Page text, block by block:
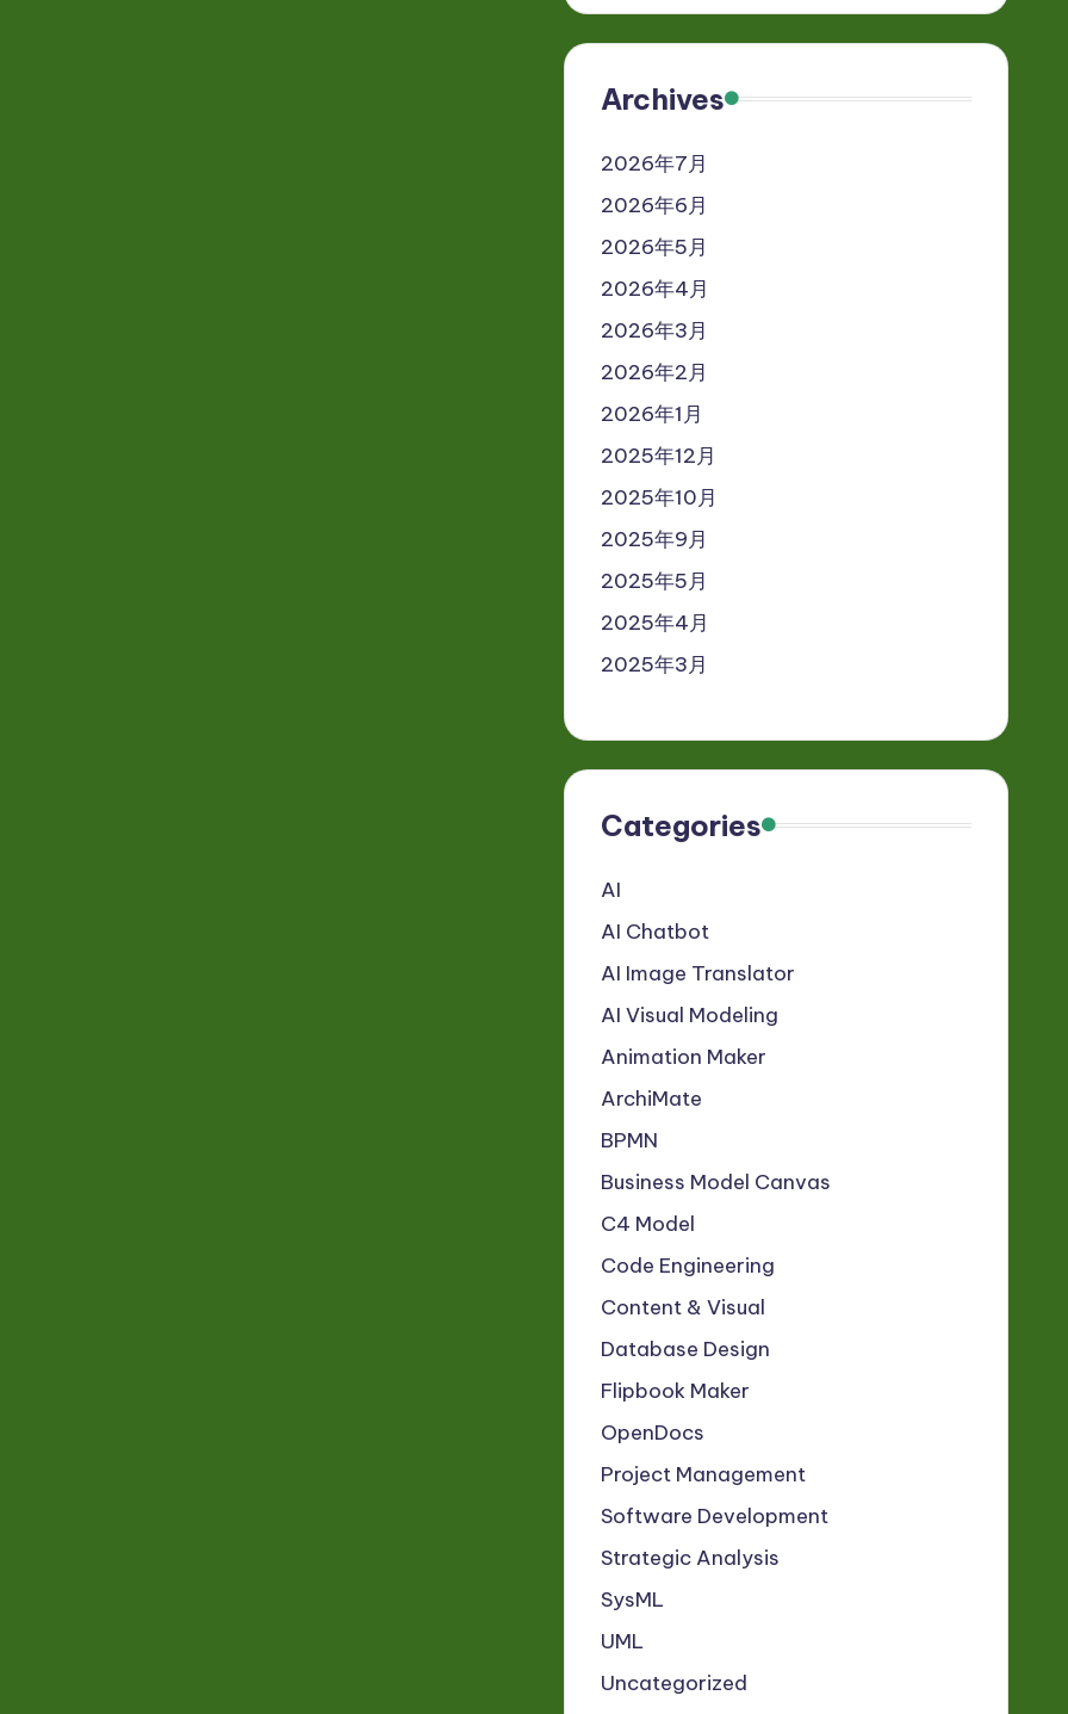
Archives
2026年7月
2026年6月
2026年5月
2026年4月
2026年3月
2026年2月
2026年1月
2025年12月
2025年10月
2025年9月
2025年5月
2025年4月
2025年3月
Categories
AI
AI Chatbot
AI Image Translator
AI Visual Modeling
Animation Maker
ArchiMate
BPMN
Business Model Canvas
C4 Model
Code Engineering
Content & Visual
Database Design
Flipbook Maker
OpenDocs
Project Management
Software Development
Strategic Analysis
SysML
UML
Uncategorized